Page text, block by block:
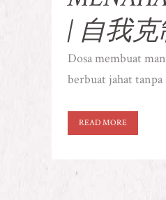
| 自我克
Dosa membuat
berbuat jahat tanpa
READ MORE